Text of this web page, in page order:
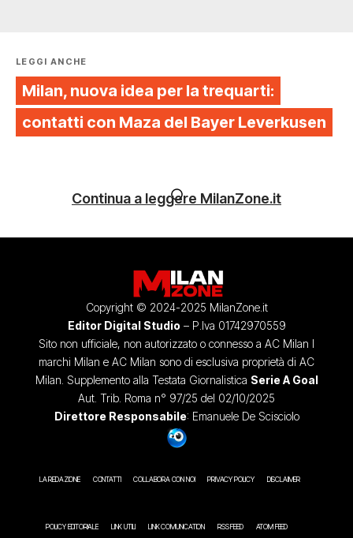
LEGGI ANCHE
Milan, nuova idea per la trequarti:
contatti con Maza del Bayer Leverkusen
Continua a leggere MilanZone.it
Copyright © 2024-2025 MilanZone.it
Editor Digital Studio – P.Iva 01742970559
Sito non ufficiale, non autorizzato o connesso a AC Milan I
marchi Milan e AC Milan sono di esclusiva proprietà di AC
Milan. Supplemento alla Testata Giornalistica Serie A Goal
Aut. Trib. Roma n° 97/25 del 02/10/2025
Direttore Responsabile: Emanuele De Scisciolo
LA REDAZIONE CONTATTI COLLABORA CON NOI PRIVACY POLICY DISCLAIMER
POLICY EDITORIALE LINK UTILI LINK COMUNICATION RSS FEED ATOM FEED